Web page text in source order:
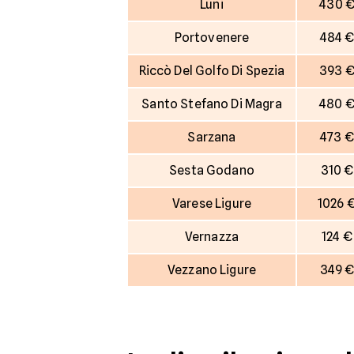
Luni 430
Portovenere 484 €
Riccò Del Golfo Di Spezia 393 €
Santo Stefano Di Magra 480 €
Sarzana 473 €
Sesta Godano 310 €
Varese Ligure 1026
Vernazza 124 €
Vezzano Ligure 349 €